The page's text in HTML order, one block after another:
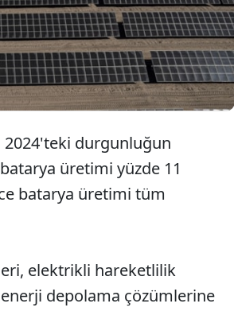
2024'teki durgunluğun
üretimi yüzde 11
batarya üretimi tüm
elektrikli hareketlilik
depolama çözümlerine